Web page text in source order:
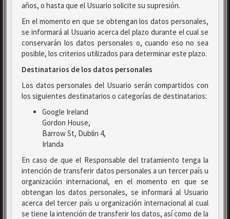
años, o hasta que el Usuario solicite su supresión.
En el momento en que se obtengan los datos personales,
se informará al Usuario acerca del plazo durante el cual se
conservarán los datos personales o, cuando eso no sea
posible, los criterios utilizados para determinar este plazo.
Destinatarios de los datos personales
Los datos personales del Usuario serán compartidos con
los siguientes destinatarios o categorías de destinatarios:
Google Ireland
Gordon House,
Barrow St, Dublin 4,
Irlanda
En caso de que el Responsable del tratamiento tenga la
intención de transferir datos personales a un tercer país u
organización internacional, en el momento en que se
obtengan los datos personales, se informará al Usuario
acerca del tercer país u organización internacional al cual
se tiene la intención de transferir los datos, así como de la